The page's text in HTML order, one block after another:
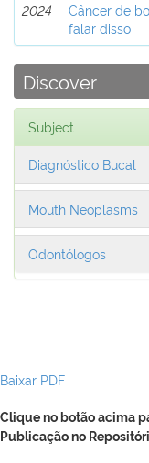
2024
Câncer de
falar disso
Discover
Subject
Diagnóstico Bucal
Mouth Neoplasms
Odontólogos
Baixar PDF
Clique no botão acima
Publicação no